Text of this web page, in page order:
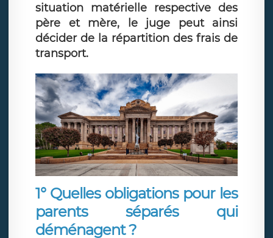
situation matérielle respective des
père et mère, le juge peut ainsi
décider de la répartition des frais de
transport.
1° Quelles obligations pour les
parents séparés qui
déménagent ?